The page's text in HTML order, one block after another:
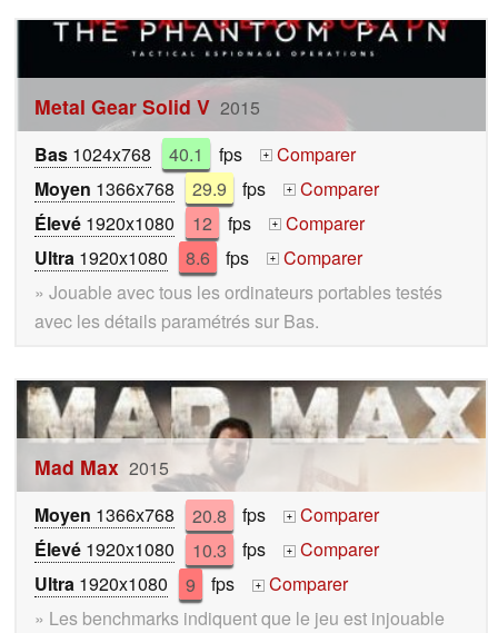
Metal Gear Solid V 2015
Bas 1024x768 40.1 fps +
Comparer
Moyen 1366x768 29.9 fps +
Comparer
Élevé 1920x1080 12 fps +
Comparer
Ultra 1920x1080 8.6 fps +
Comparer
» Jouable avec tous les ordinateurs portables testés
avec les détails paramétrés sur Bas.
Mad Max 2015
Moyen 1366x768 20.8 fps +
Comparer
Élevé 1920x1080 10.3 fps +
Comparer
Ultra 1920x1080 9 fps +
Comparer
» Les benchmarks indiquent que le jeu est injouable